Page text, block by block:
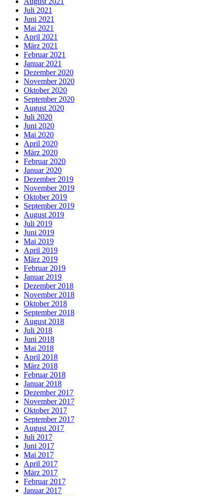
Juli 2021
Juni 2021
Mai 2021
April 2021
März 2021
Februar 2021
Januar 2021
Dezember 2020
November 2020
Oktober 2020
September 2020
August 2020
Juli 2020
Juni 2020
Mai 2020
April 2020
März 2020
Februar 2020
Januar 2020
Dezember 2019
November 2019
Oktober 2019
September 2019
August 2019
Juli 2019
Juni 2019
Mai 2019
April 2019
März 2019
Februar 2019
Januar 2019
Dezember 2018
November 2018
Oktober 2018
September 2018
August 2018
Juli 2018
Juni 2018
Mai 2018
April 2018
März 2018
Februar 2018
Januar 2018
Dezember 2017
November 2017
Oktober 2017
September 2017
August 2017
Juli 2017
Juni 2017
Mai 2017
April 2017
März 2017
Februar 2017
Januar 2017